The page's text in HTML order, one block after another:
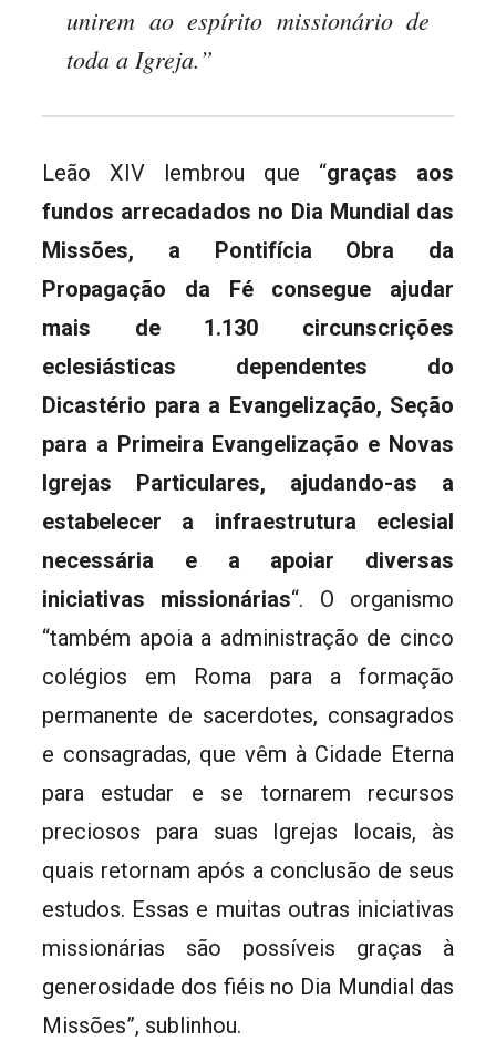
unirem ao espírito missionário de
toda a Igreja.”
Leão XIV lembrou que “graças aos
fundos arrecadados no Dia Mundial das
Missões, a Pontifícia Obra da
Propagação da Fé consegue ajudar
mais de 1.130 circunscrições
eclesiásticas dependentes do
Dicastério para a Evangelização, Seção
para a Primeira Evangelização e Novas
Igrejas Particulares, ajudando-as a
estabelecer a infraestrutura eclesial
necessária e a apoiar diversas
iniciativas missionárias“. O organismo
“também apoia a administração de cinco
colégios em Roma para a formação
permanente de sacerdotes, consagrados
e consagradas, que vêm à Cidade Eterna
para estudar e se tornarem recursos
preciosos para suas Igrejas locais, às
quais retornam após a conclusão de seus
estudos. Essas e muitas outras iniciativas
missionárias são possíveis graças à
generosidade dos fiéis no Dia Mundial das
Missões”, sublinhou.